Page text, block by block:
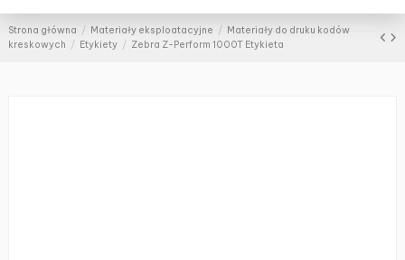
Strona główna Materiały eksploatacyjne
Materiały do druku kodów
kreskowych
Etykiety Zebra Z-Perform 1000T Etykieta